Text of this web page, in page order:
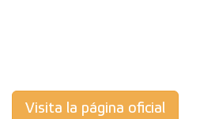
Visita la página oficial